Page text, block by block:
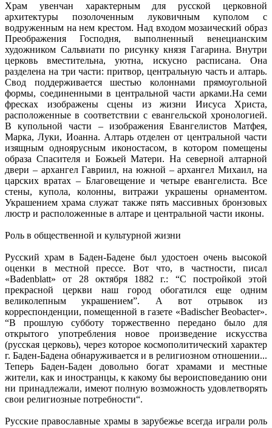
Храм увенчан характерным для русской церковной
архитектуры позолоченным луковичным куполом с
водруженным на нем крестом. Над входом мозаический образ
Преображения Господня, выполненный венецианским
художником Сальвиати по рисунку князя Гагарина. Внутри
церковь вместительна, уютна, искусно расписана. Она
разделена на три части: притвор, центральную часть и алтарь.
Свод поддерживается шестью колоннами прямоугольной
формы, соединенными в центральной части арками.На семи
фресках изображены сцены из жизни Иисуса Христа,
расположенные в соответствии с евангельской хронологией.
В купольной части – изображения Евангелистов Матфея,
Марка, Луки, Иоанна. Алтарь отделен от центральной части
изящным одноярусным иконостасом, в котором помещены
образа Спасителя и Божьей Матери. На северной алтарной
двери – архангел Гавриил, на южной – архангел Михаил, на
царских вратах – Благовещение и четыре евангелиста. Все
стены, купола, колонны, витражи украшены орнаментом.
Украшением храма служат также пять массивных бронзовых
люстр и расположенные в алтаре и центральной части иконы.
Роль в общественной и культурной жизни
Русский храм в Баден-Бадене был удостоен очень высокой
оценки в местной прессе. Вот что, в частности, писал
«Badenblatt» от 28 октября 1882 г.: “С постройкой этой
прекрасной церкви наш город обогатился еще одним
великолепным украшением”. А вот отрывок из
корреспонденции, помещенной в газете «Badischer Beobacter».
“В прошлую субботу торжественно передано было для
открытого употребления новое произведение искусства
(русская церковь), через которое космополитический характер
г. Баден-Бадена обнаруживается и в религиозном отношении...
Теперь Баден-Баден довольно богат храмами и местные
жители, как и иностранцы, к какому бы вероисповеданию они
ни принадлежали, имеют полную возможность удовлетворять
свои религиозные потребности“.
Русские православные храмы в зарубежье всегда играли роль